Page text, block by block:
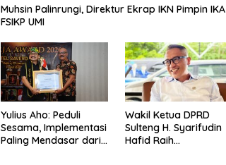
Muhsin Palinrungi, Direktur Ekrap IKN Pimpin IKA
FSIKP UMI
Yulius Aho: Peduli
Sesama, Implementasi
Paling Mendasar dari
Wakil Ketua DPRD
Sulteng H. Syarifudin
Hafid Raih